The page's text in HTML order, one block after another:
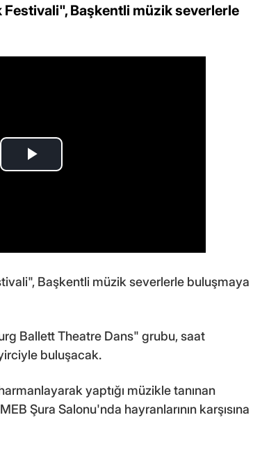
Başkentli müzik severlerle
Başkentli müzik severlerle buluşmaya
Ballett Theatre Dans" grubu, saat
buluşacak.
yaptığı müzikle tanınan
Şura Salonu'nda hayranlarının karşısına